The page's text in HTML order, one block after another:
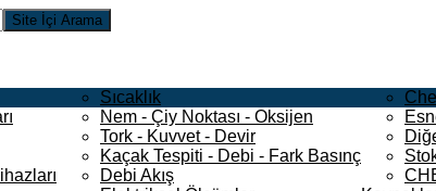
Sıcaklık
Nem - Çiy Noktası - Oksijen
Tork - Kuvvet - Devir
Kaçak Tespiti - Debi - Fark Basınç
Debi Akış